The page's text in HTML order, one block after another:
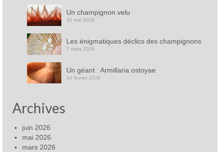
Un champignon velu
30 mai 2026
Les énigmatiques déclics des champignons
7 mars 2026
Un géant : Armillaria ostoyae
10 février 2026
Archives
juin 2026
mai 2026
mars 2026